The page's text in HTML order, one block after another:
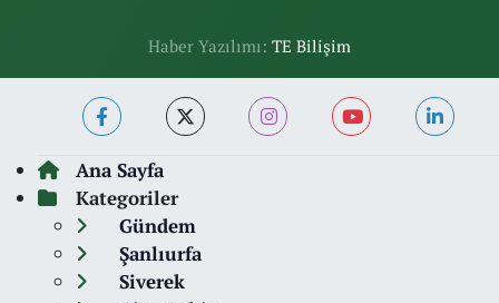
Haber Yazılımı: TE Bilişim
Ana Sayfa
Kategoriler
Gündem
Şanlıurfa
Siverek